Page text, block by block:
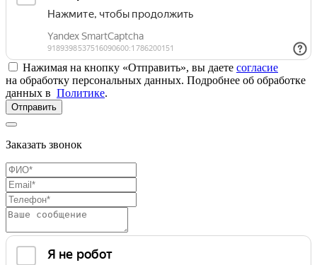
Нажимая на кнопку «Отправить», вы даете согласие
на обработку персональных данных. Подробнее об обработке
данных в Политике.
Отправить
Заказать звонок